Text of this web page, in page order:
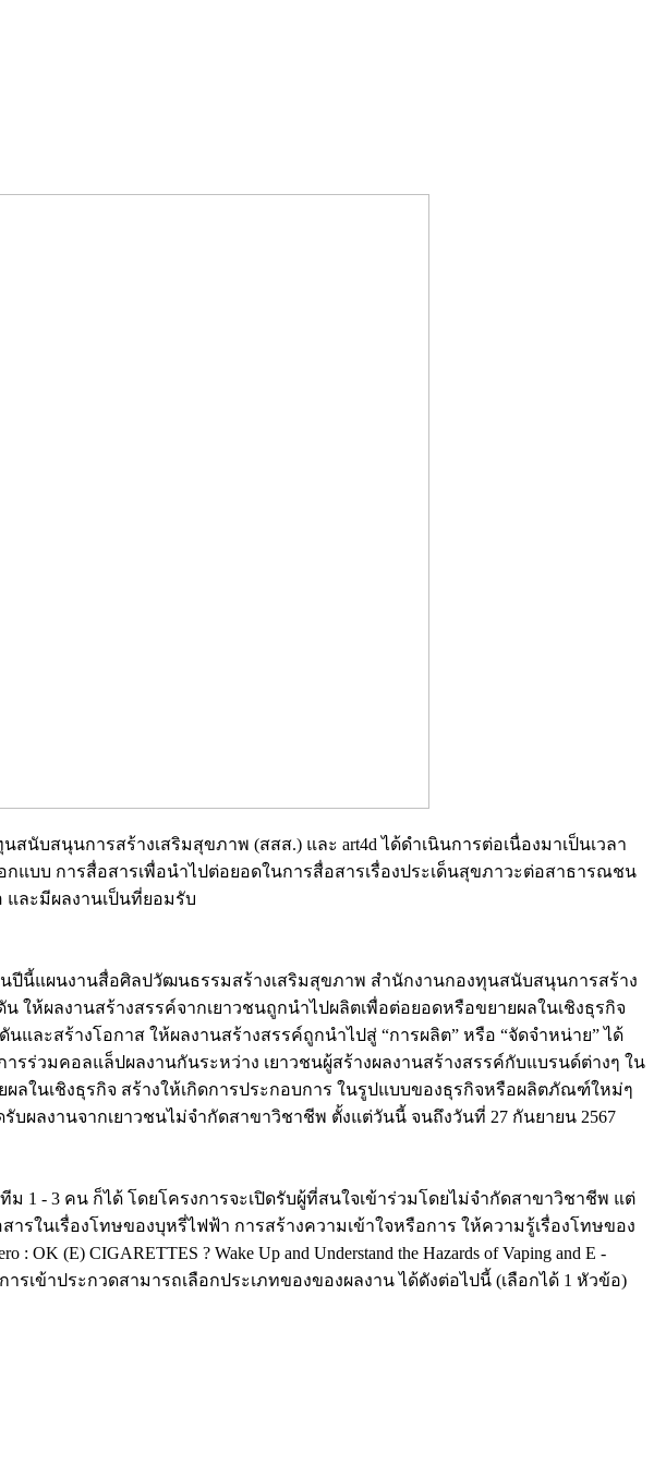
บสนุนการสร้างเสริมสุขภาพ (สสส.) และ art4d ได้ดำเนินการต่อเนื่องมาเป็นเวลา
บ การสื่อสารเพื่อนำไปต่อยอดในการสื่อสารเรื่องประเด็นสุขภาวะต่อสาธารณชน
และมีผลงานเป็นที่ยอมรับ
ปีนี้แผนงานสื่อศิลปวัฒนธรรมสร้างเสริมสุขภาพ สำนักงานกองทุนสนับสนุนการสร้าง
ห้ผลงานสร้างสรรค์จากเยาวชนถูกนำไปผลิตเพื่อต่อยอดหรือขยายผลในเชิงธุรกิจ
ละสร้างโอกาส ให้ผลงานสร้างสรรค์ถูกนำไปสู่ “การผลิต” หรือ “จัดจำหน่าย” ได้
ร่วมคอลแล็ปผลงานกันระหว่าง เยาวชนผู้สร้างผลงานสร้างสรรค์กับแบรนด์ต่างๆ ใน
ลในเชิงธุรกิจ สร้างให้เกิดการประกอบการ ในรูปแบบของธุรกิจหรือผลิตภัณฑ์ใหม่ๆ
ผลงานจากเยาวชนไม่จำกัดสาขาวิชาชีพ ตั้งแต่วันนี้ จนถึงวันที่ 27 กันยายน 2567
1 - 3 คน ก็ได้ โดยโครงการจะเปิดรับผู้ที่สนใจเข้าร่วมโดยไม่จำกัดสาขาวิชาชีพ แต่
รในเรื่องโทษของบุหรี่ไฟฟ้า การสร้างความเข้าใจหรือการ ให้ความรู้เรื่องโทษของ
CIGARETTES ? Wake Up and Understand the Hazards of Vaping and E -
เข้าประกวดสามารถเลือกประเภทของของผลงาน ได้ดังต่อไปนี้ (เลือกได้ 1 หัวข้อ)